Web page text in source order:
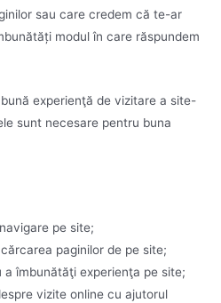
sau care credem că te-ar
modul în care răspundem
experienţă de vizitare a site-
sunt necesare pentru buna
pe site;
paginilor de pe site;
îmbunătăţi experienţa pe site;
vizite online cu ajutorul